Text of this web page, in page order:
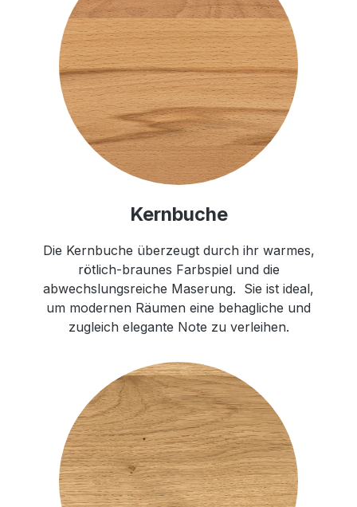
Kernbuche
Die Kernbuche überzeugt durch ihr warmes,
rötlich-braunes Farbspiel und die
abwechslungsreiche Maserung. Sie ist ideal,
um modernen Räumen eine behagliche und
zugleich elegante Note zu verleihen.